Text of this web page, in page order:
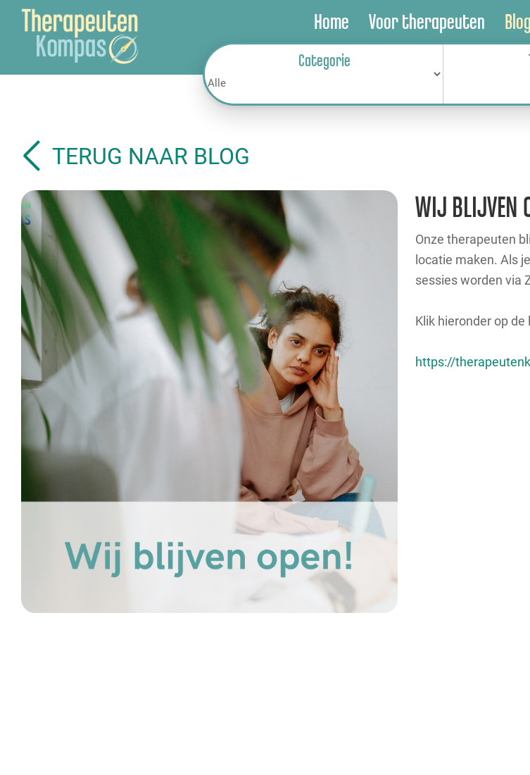
Home Voor therapeuten
Categorie
TERUG NAAR BLOG
WIJ BLIJVEN
Onze therapeuten
locatie maken. Als
sessies worden via
Klik hieronder op
https://